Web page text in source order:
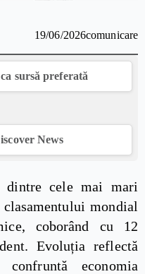
19/06/2026comunicare
sursă preferată
News
dintre cele mai mari
mondial
coborând cu 12
Evoluția reflectă
economia